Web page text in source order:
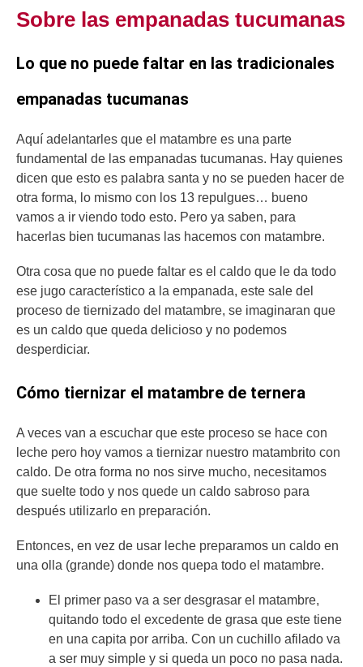
Sobre las empanadas tucumanas
Lo que no puede faltar en las tradicionales
empanadas tucumanas
Aquí adelantarles que el matambre es una parte
fundamental de las empanadas tucumanas. Hay quienes
dicen que esto es palabra santa y no se pueden hacer de
otra forma, lo mismo con los 13 repulgues… bueno
vamos a ir viendo todo esto. Pero ya saben, para
hacerlas bien tucumanas las hacemos con matambre.
Otra cosa que no puede faltar es el caldo que le da todo
ese jugo característico a la empanada, este sale del
proceso de tiernizado del matambre, se imaginaran que
es un caldo que queda delicioso y no podemos
desperdiciar.
Cómo tiernizar el matambre de ternera
A veces van a escuchar que este proceso se hace con
leche pero hoy vamos a tiernizar nuestro matambrito con
caldo. De otra forma no nos sirve mucho, necesitamos
que suelte todo y nos quede un caldo sabroso para
después utilizarlo en preparación.
Entonces, en vez de usar leche preparamos un caldo en
una olla (grande) donde nos quepa todo el matambre.
El primer paso va a ser desgrasar el matambre,
quitando todo el excedente de grasa que este tiene
en una capita por arriba. Con un cuchillo afilado va
a ser muy simple y si queda un poco no pasa nada.